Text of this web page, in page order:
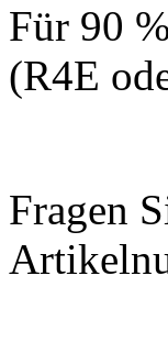
Für 90
(R4E
Fragen